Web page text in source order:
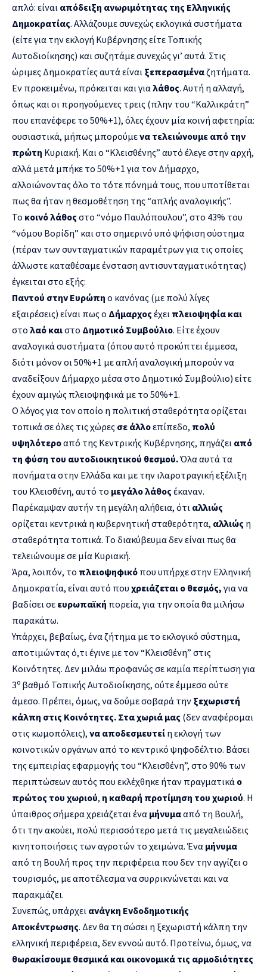
απλό: είναι απόδειξη ανωριμότητας της Ελληνικής
Δημοκρατίας. Αλλάζουμε συνεχώς εκλογικά συστήματα
(είτε για την εκλογή Κυβέρνησης είτε Τοπικής
Αυτοδιοίκησης) και συζητάμε συνεχώς γι’ αυτά. Στις
ώριμες Δημοκρατίες αυτά είναι ξεπερασμέναζητήματα.
Εν προκειμένω, πρόκειται και για λάθος. Αυτή η αλλαγή,
όπως και οι προηγούμενες τρεις (πλην του “Καλλικράτη”
που επανέφερε το 50%+1), όλες έχουν μία κοινή αφετηρία:
ουσιαστικά, μήπως μπορούμενα τελειώνουμε από την
πρώτη Κυριακή. Και ο “Κλεισθένης” αυτό έλεγε στην αρχή,
αλλά μετά μπήκε το 50%+1 για τον Δήμαρχο,
αλλοιώνοντας όλο το τότε πόνημά τους, που υποτίθεται
πως θα ήταν η θεσμοθέτηση της “απλής αναλογικής”.
Το κοινό λάθος στο “νόμο Παυλόπουλου”, στο 43% του
“νόμου Βορίδη” και στο σημερινό υπό ψήφιση σύστημα
(πέραν των συνταγματικών παραμέτρων για τις οποίες
άλλωστε καταθέσαμε ένσταση αντισυνταγματικότητας)
έγκειται στο εξής:
Παντού στην Ευρώπη ο κανόνας (με πολύ λίγες
εξαιρέσεις) είναι πως ο Δήμαρχος έχει πλειοψηφία και
στο λαό καιστο Δημοτικό Συμβούλιο. Είτε έχουν
αναλογικά συστήματα (όπου αυτό προκύπτει έμμεσα,
διότι μόνον οι 50%+1 με απλή αναλογική μπορούν να
αναδείξουν Δήμαρχο μέσα στο Δημοτικό Συμβούλιο) είτε
έχουν αμιγώς πλειοψηφικά με το 50%+1.
Ο λόγος για τον οποίο η πολιτική σταθερότητα ορίζεται
τοπικά σε όλες τις χώρες σε άλλοεπίπεδο, πολύ
υψηλότεροαπό της Κεντρικής Κυβέρνησης, πηγάζει από
τη φύση του αυτοδιοικητικού θεσμού.Όλα αυτά τα
πονήματα στην Ελλάδα και με την ιλαροτραγική εξέλιξη
του Κλεισθένη, αυτό το μεγάλο λάθος έκαναν.
Παρέκαμψαν αυτήν τη μεγάλη αλήθεια, ότι αλλιώς
ορίζεται κεντρικά η κυβερνητική σταθερότητα, αλλιώς η
σταθερότητα τοπικά. Το διακύβευμα δεν είναι πως θα
τελειώνουμε σε μία Κυριακή.
Άρα, λοιπόν, το πλειοψηφικό που υπήρχε στην Ελληνική
Δημοκρατία, είναι αυτό που χρειάζεται ο θεσμός,για να
βαδίσει σε ευρωπαϊκή πορεία, για την οποία θα μιλήσω
παρακάτω.
Υπάρχει, βεβαίως, ένα ζήτημα με το εκλογικό σύστημα,
αποτιμώντας ό,τι έγινε με τον “Κλεισθένη” στις
Κοινότητες. Δεν μιλάω προφανώς σε καμία περίπτωση για
3ο βαθμό Τοπικής Αυτοδιοίκησης, ούτε έμμεσο ούτε
άμεσο. Πρέπει, όμως, να δούμε σοβαρά την ξεχωριστή
κάλπη στις Κοινότητες. Στα χωριά μας (δεν αναφέρομαι
στις κωμοπόλεις), να αποδεσμευτεί η εκλογή των
κοινοτικών οργάνων από το κεντρικό ψηφοδέλτιο. Βάσει
της εμπειρίας εφαρμογής του “Κλεισθένη”, στο 90% των
περιπτώσεων αυτός που εκλέχθηκε ήταν πραγματικά ο
πρώτος του χωριού, η καθαρή προτίμηση του χωριού. Η
ύπαιθρος σήμερα χρειάζεται ένα μήνυμααπό τη Βουλή,
ότι την ακούει, πολύ περισσότερο μετά τις μεγαλειώδεις
κινητοποιήσεις των αγροτών το χειμώνα. Ένα μήνυμα
από τη Βουλή προς την περιφέρεια που δεν την αγγίζει ο
τουρισμός, με αποτέλεσμα να συρρικνώνεται και να
παρακμάζει.
Συνεπώς, υπάρχει ανάγκη Ενδοδημοτικής
Αποκέντρωσης. Δεν θα τη σώσει η ξεχωριστή κάλπη την
ελληνική περιφέρεια, δεν εννοώ αυτό. Προτείνω, όμως, να
θωρακίσουμε θεσμικά και οικονομικά τις αρμοδιότητες